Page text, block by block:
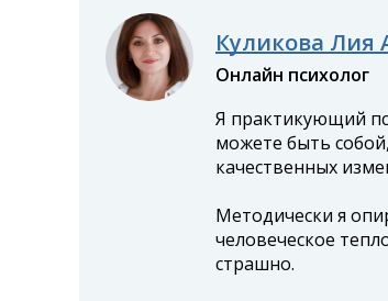
Куликова Лия
Онлайн психолог
Я практикующий
можете быть
качественных
Методически я
человеческое
страшно.